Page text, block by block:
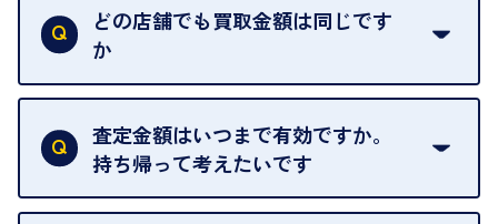
い。
ご指定の場所にお伺いします。
どの店舗でも買取金額は同じです
か
はい。全店舗一律です。
ただし、中古市場は日々変動するため、査定した日
によって査定額が変わることはございます。
査定金額はいつまで有効ですか。
持ち帰って考えたいです
査定額は当日限り有効です。